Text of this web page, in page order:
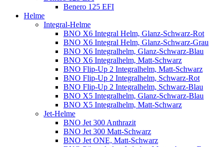
Benero 125 EFI
Helme
Integral-Helme
BNO X6 Integral Helm, Glanz-Schwarz-Rot
BNO X6 Integral Helm, Glanz-Schwarz-Grau
BNO X6 Integralhelm, Glanz-Schwarz-Blau
BNO X6 Integralhelm, Matt-Schwarz
BNO Flip-Up 2 Integralhelm, Matt-Schwarz
BNO Flip-Up 2 Integralhelm, Schwarz-Rot
BNO Flip-Up 2 Integralhelm, Schwarz-Blau
BNO X5 Integralhelm, Glanz-Schwarz-Blau
BNO X5 Integralhelm, Matt-Schwarz
Jet-Helme
BNO Jet 300 Anthrazit
BNO Jet 300 Matt-Schwarz
BNO Jet ONE, Matt-Schwarz